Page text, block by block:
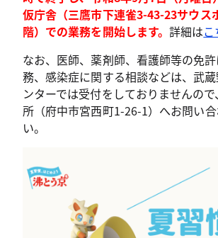
仮庁舎（三鷹市下連雀3-43-23サウス
階）での業務を開始します。詳細はこ
なお、医師、薬剤師、看護師等の免
務、感染症に関する相談などは、武
ンターでは受付をしておりませんの
所（府中市宮西町1-26-1）へお問い
い。